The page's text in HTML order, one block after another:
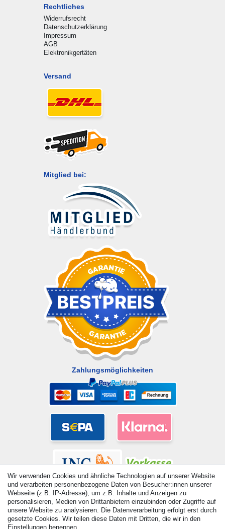
Rechtliches
Widerrufsrecht
Datenschutzerklärung
Impressum
AGB
Elektronikgertäten
Versand
Mitglied bei:
Zahlungsmöglichkeiten
© Copyright 2026 | Alle Rechte vorbehalten. - Alle Rechte
Wir verwenden Cookies und ähnliche Technologien auf unserer Website
und verarbeiten personenbezogene Daten von Besucher:innen unserer
Webseite (z.B. IP-Adresse), um z.B. Inhalte und Anzeigen zu
personalisieren, Medien von Drittanbietern einzubinden oder Zugriffe auf
unsere Website zu analysieren. Die Datenverarbeitung erfolgt erst durch
gesetzte Cookies. Wir teilen diese Daten mit Dritten, die wir in den
Einstellungen benennen.